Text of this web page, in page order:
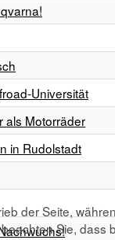
Universität
als Motorräder
in Rudolstadt
der Seite,
Sie,